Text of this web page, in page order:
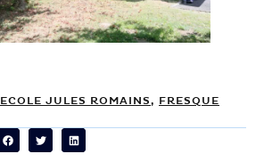
ECOLE JULES ROMAINS, FRESQUE